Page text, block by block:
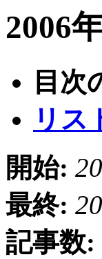
2006
目次
リス
開始:
最終:
記事数: